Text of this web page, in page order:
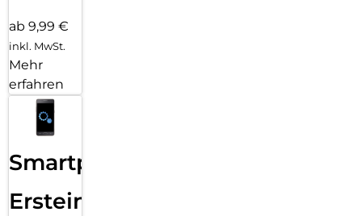
ab 9,99 €
inkl. MwSt.
Mehr
erfahren
Smartphone
Ersteinrichtung